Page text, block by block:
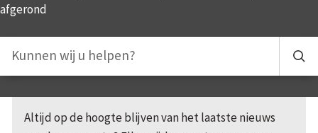
afgerond
Altijd op de hoogte blijven van het laatste nieuws